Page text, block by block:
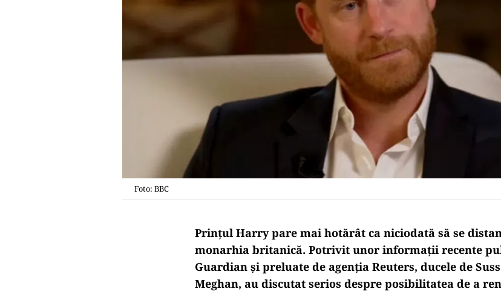
Foto: BBC
Prințul Harry pare mai hotărât ca niciodată să se
monarhia britanică. Potrivit unor informații recente
Guardian și preluate de agenția Reuters, ducele de
Meghan, au discutat serios despre posibilitatea de a